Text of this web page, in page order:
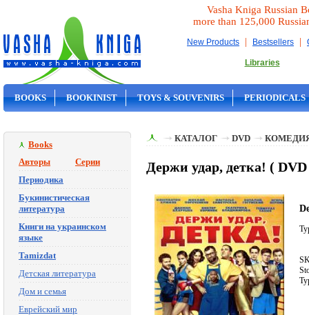
Vasha Kniga Russian
more than 125,000
New Products | Bestsellers |
Libraries
BOOKS BOOKINIST TOYS & SOUVENIRS PERIODICALS
Books
Авторы
Серии
Периодика
Букинистическая
литература
Книги на украинском
языке
Tamizdat
Детская литература
Дом и семья
Еврейский мир
КАТАЛОГ DVD
Держи удар, детка! (